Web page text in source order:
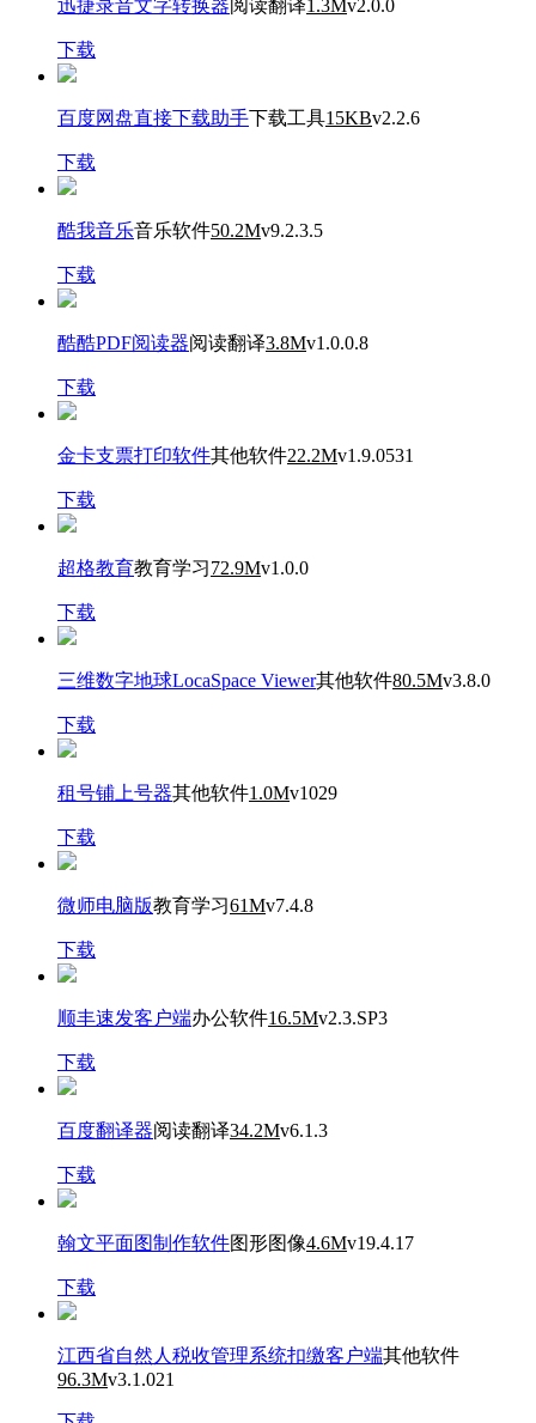
迅捷录音文字转换器 阅读翻译1.3Mv2.0.0
下载
百度网盘直接下载助手下载工具15KBv2.2.6
下载
酷我音乐音乐软件50.2Mv9.2.3.5
下载
酷酷PDF阅读器阅读翻译3.8Mv1.0.0.8
下载
金卡支票打印软件其他软件22.2Mv1.9.0531
下载
超格教育教育学习72.9Mv1.0.0
下载
三维数字地球LocaSpace Viewer其他软件80.5Mv3.8.0
下载
租号铺上号器其他软件1.0Mv1029
下载
微师电脑版教育学习61Mv7.4.8
下载
顺丰速发客户端办公软件16.5Mv2.3.SP3
下载
百度翻译器阅读翻译34.2Mv6.1.3
下载
翰文平面图制作软件图形图像4.6Mv19.4.17
下载
江西省自然人税收管理系统扣缴客户端其他软件
96.3Mv3.1.021